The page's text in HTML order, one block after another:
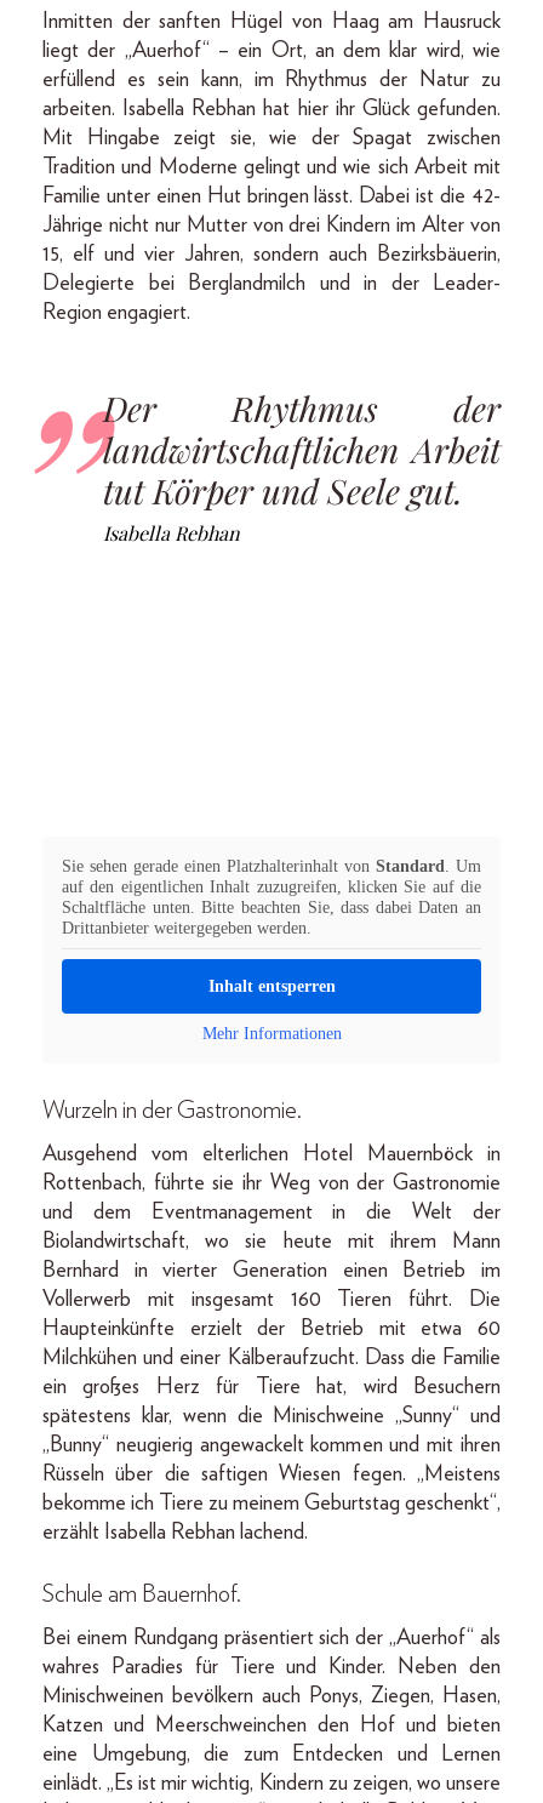
Inmitten der sanften Hügel von Haag am Hausruck
liegt der „Auerhof“ – ein Ort, an dem klar wird, wie
erfüllend es sein kann, im Rhythmus der Natur zu
arbeiten. Isabella Rebhan hat hier ihr Glück gefunden.
Mit Hingabe zeigt sie, wie der Spagat zwischen
Tradition und Moderne gelingt und wie sich Arbeit mit
Familie unter einen Hut bringen lässt. Dabei ist die 42-
Jährige nicht nur Mutter von drei Kindern im Alter von
15, elf und vier Jahren, sondern auch Bezirksbäuerin,
Delegierte bei Berglandmilch und in der Leader-
Region engagiert.
Der Rhythmus der
landwirtschaftlichen Arbeit
tut Körper und Seele gut.
Isabella Rebhan
Sie sehen gerade einen Platzhalterinhalt von Standard. Um
auf den eigentlichen Inhalt zuzugreifen, klicken Sie auf die
Schaltfläche unten. Bitte beachten Sie, dass dabei Daten an
Drittanbieter weitergegeben werden.
Inhalt entsperren
Mehr Informationen
Wurzeln in der Gastronomie.
Ausgehend vom elterlichen Hotel Mauernböck in
Rottenbach, führte sie ihr Weg von der Gastronomie
und dem Eventmanagement in die Welt der
Biolandwirtschaft, wo sie heute mit ihrem Mann
Bernhard in vierter Generation einen Betrieb im
Vollerwerb mit insgesamt 160 Tieren führt. Die
Haupteinkünfte erzielt der Betrieb mit etwa 60
Milchkühen und einer Kälberaufzucht. Dass die Familie
ein großes Herz für Tiere hat, wird Besuchern
spätestens klar, wenn die Minischweine „Sunny“ und
„Bunny“ neugierig angewackelt kommen und mit ihren
Rüsseln über die saftigen Wiesen fegen. „Meistens
bekomme ich Tiere zu meinem Geburtstag geschenkt“,
erzählt Isabella Rebhan lachend.
Schule am Bauernhof.
Bei einem Rundgang präsentiert sich der „Auerhof“ als
wahres Paradies für Tiere und Kinder. Neben den
Minischweinen bevölkern auch Ponys, Ziegen, Hasen,
Katzen und Meerschweinchen den Hof und bieten
eine Umgebung, die zum Entdecken und Lernen
einlädt. „Es ist mir wichtig, Kindern zu zeigen, wo unsere